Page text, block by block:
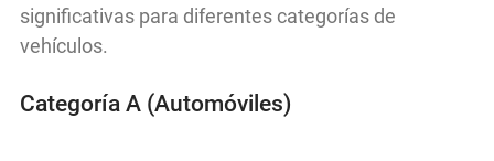
significativas para diferentes categorías de
vehículos.
Categoría A (Automóviles)